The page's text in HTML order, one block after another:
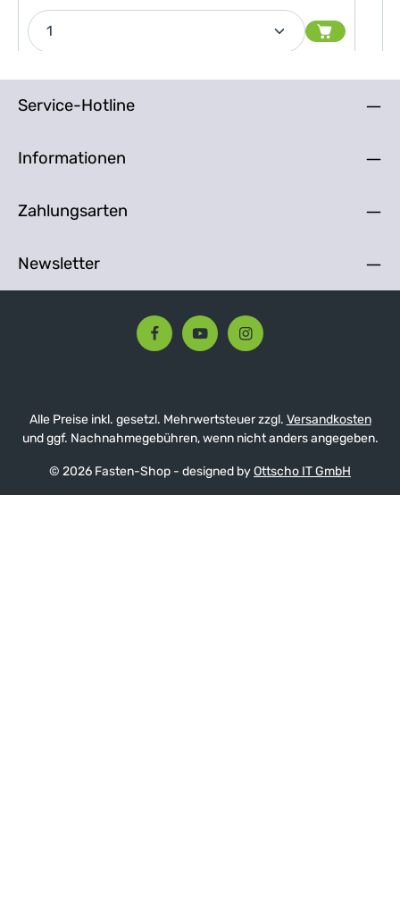
Produkt Anzahl: Gib den gewünschten Wert ein
Service-Hotline
Informationen
Zahlungsarten
Newsletter
© 2026 Fasten-Shop - designed byOttscho IT GmbH
Alle Preise inkl. gesetzl. Mehrwertsteuer zzgl. Versandkosten
und ggf. Nachnahmegebühren, wenn nicht anders angegeben.